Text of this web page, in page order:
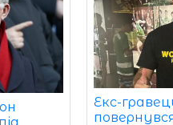
Екс-